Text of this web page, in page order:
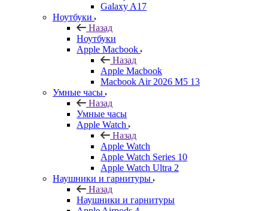
Galaxy A17
Ноутбуки
Назад
Ноутбуки
Apple Macbook
Назад
Apple Macbook
Macbook Air 2026 M5 13
Умные часы
Назад
Умные часы
Apple Watch
Назад
Apple Watch
Apple Watch Series 10
Apple Watch Ultra 2
Наушники и гарнитуры
Назад
Наушники и гарнитуры